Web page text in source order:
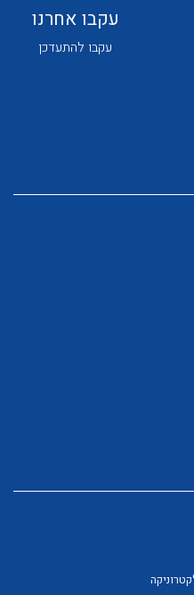
עקבו אחרנו
עקבו להתעדכן